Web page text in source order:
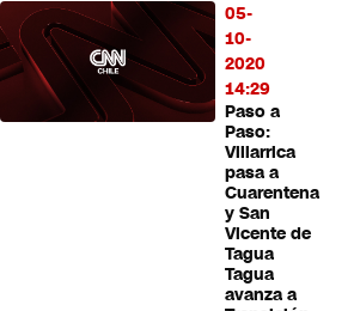
05-
10-
2020
14:29
Paso a
Paso:
Villarrica
pasa a
Cuarentena
y San
Vicente de
Tagua
Tagua
avanza a